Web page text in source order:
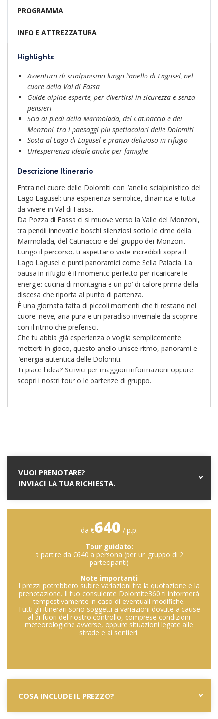
PROGRAMMA
INFO E ATTREZZATURA
Highlights
Avventura di scialpinismo lungo l’anello di Lagusel, nel
cuore della Val di Fassa
Guide alpine esperte, per divertirsi in sicurezza e senza
pensieri
Scia ai piedi della Marmolada, del Catinaccio e dei
Monzoni, tra i paesaggi più spettacolari delle Dolomiti
Sosta al Lago di Lagusel e pranzo delizioso in rifugio
Un’esperienza ideale anche per famiglie
Descrizione Itinerario
Entra nel cuore delle Dolomiti con l’anello scialpinistico del
Lago Lagusel: una esperienza semplice, dinamica e tutta
da vivere in Val di Fassa.
Da Pozza di Fassa ci si muove verso la Valle del Monzoni,
tra pendii innevati e boschi silenziosi sotto le cime della
Marmolada, del Catinaccio e del gruppo dei Monzoni.
Lungo il percorso, ti aspettano viste incredibili sopra il
Lago Lagusel e punti panoramici come Sella Palacia. La
pausa in rifugio è il momento perfetto per ricaricare le
energie: cucina di montagna e un po’ di calore prima della
discesa che riporta al punto di partenza.
È una giornata fatta di piccoli momenti che ti restano nel
cuore: neve, aria pura e un paradiso invernale da scoprire
con il ritmo che preferisci.
Che tu abbia già esperienza o voglia semplicemente
metterti in gioco, questo anello unisce ritmo, panorami e
l’energia autentica delle Dolomiti.
Ti piace l'idea? Scrivici per maggiori informazioni oppure
scopri i nostri tour o le partenze di gruppo.
VUOI PRENOTARE?
INVIACI LA TUA RICHIESTA.
da €640 / p.p.
Tour guidato:
a partire da €640 a persona (per un gruppo di 2
partecipanti)
Note importanti
I prezzi potrebbero subire variazioni tra la quotazione e la
prenotazione. Il tuo consulente Dolomite360 ti informerà
tempestivamente in caso di eventuali modifiche.
Tutti gli itinerari sono soggetti a variazioni dovute a cause
al di fuori del nostro controllo, comprese condizioni
meteorologiche avverse, oppure situazioni legate alle
strade e ai sentieri.
COSA INCLUDE IL PREZZO?